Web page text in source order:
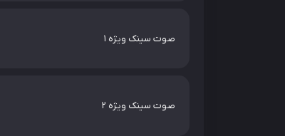
صوت سینک ویژه 1
صوت سینک ویژه 2